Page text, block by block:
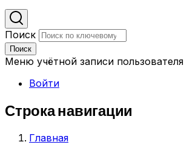
Поиск
Поиск
Меню учётной записи пользователя
Войти
Строка навигации
Главная